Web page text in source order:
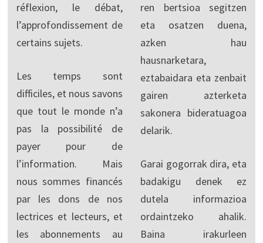
réflexion, le débat,
l’approfondissement de
certains sujets.
Les temps sont
difficiles, et nous savons
que tout le monde n’a
pas la possibilité de
payer pour de
l’information. Mais
nous sommes financés
par les dons de nos
lectrices et lecteurs, et
les abonnements au
ren bertsioa segitzen
eta osatzen duena,
azken hau
hausnarketara,
eztabaidara eta zenbait
gairen azterketa
sakonera bideratuagoa
delarik.
Garai gogorrak dira, eta
badakigu denek ez
dutela informazioa
ordaintzeko ahalik.
Baina irakurleen